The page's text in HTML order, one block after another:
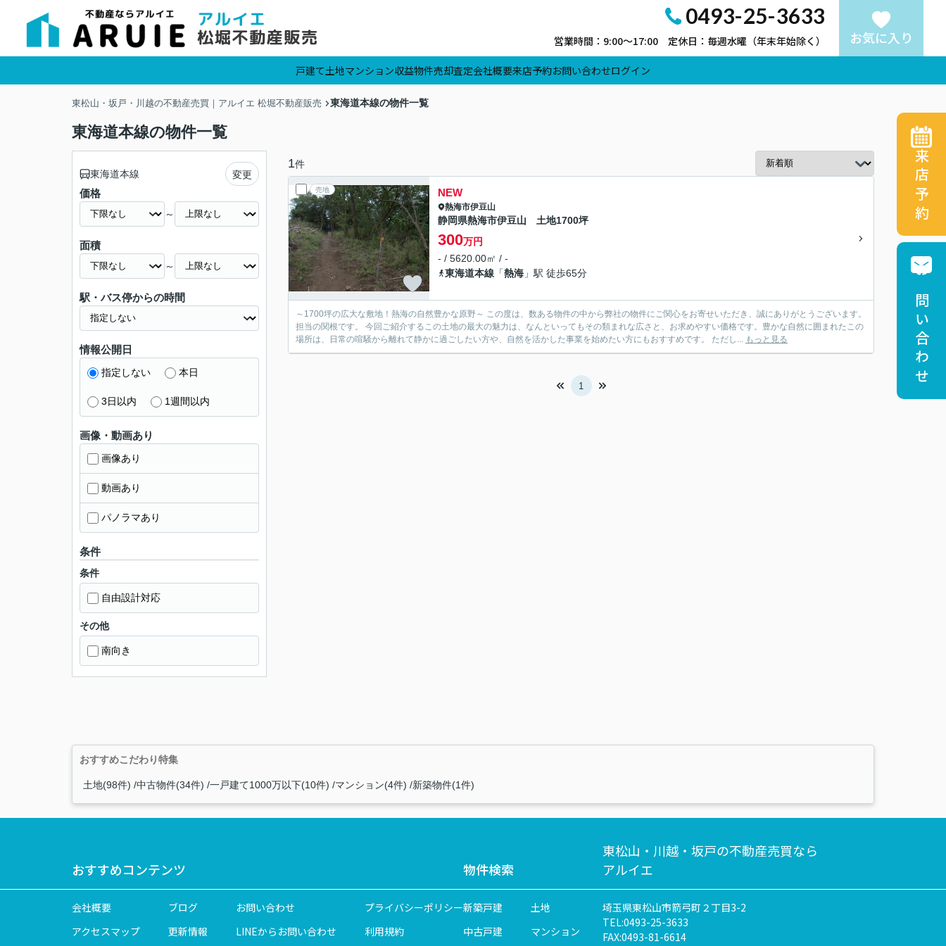
0493-25-3633
営業時間：9:00～17:00 定休日：毎週水曜（年末年始除く） お気に入り
戸建て土地マンション収益物件売却査定会社概要来店予約お問い合わせログイン
東松山・坂戸・川越の不動産売買｜アルイエ 松堀不動産販売 東海道本線の物件一覧
東海道本線の物件一覧
1件
売地 NEW
熱海市伊豆山
静岡県熱海市伊豆山 土地1700坪
300万円
- / 5620.00㎡ / -
東海道本線 「熱海 」駅 徒歩65分
～1700坪の広大な敷地！熱海の自然豊かな原野～ この度は、数ある物件の中から弊社の物件にご関心をお寄せいただき、誠にありがとうございます。
担当の関根です。 今回ご紹介するこの土地の最大の魅力は、なんといってもその類まれな広さと、お求めやすい価格です。豊かな自然に囲まれたこの
場所は、日常の喧騒から離れて静かに過ごしたい方や、自然を活かした事業を始めたい方にもおすすめです。 ただし... もっと見る
1
東海道本線 変更
価格
～
面積
～
駅・バス停からの時間
情報公開日
指定しない 本日
3日以内 1週間以内
画像・動画あり
画像あり
動画あり
パノラマあり
条件
条件
自由設計対応
その他
南向き
おすすめこだわり特集
土地(98件) 中古物件(34件) 一戸建て1000万以下(10件) マンション(4件) 新築物件(1件)
おすすめコンテンツ
会社概要 ブログ お問い合わせ
プライバシーポリシー
アクセスマップ
更新情報 LINEからお問い合わせ 利用規約
物件検索
新築戸建
土地
中古戸建
マンション
東松山・川越・坂戸の不動産売買なら
アルイエ
埼玉県東松山市箭弓町２丁目3-2
TEL:0493-25-3633
FAX:0493-81-6614
来店予約
お問い合わせ